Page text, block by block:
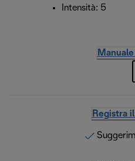
Intensità: 5
Registra